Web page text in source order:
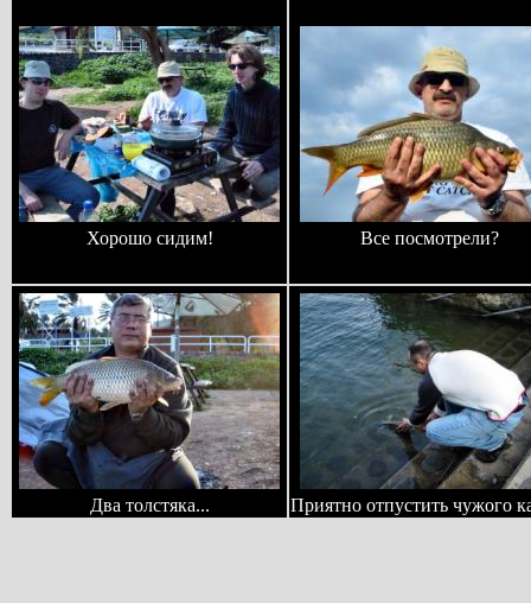
Хорошо сидим! Все посмотрели?
Два толстяка... Приятно отпустить чужого